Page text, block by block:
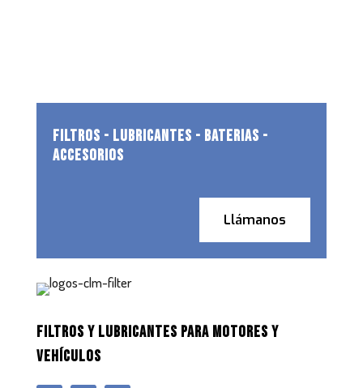
FILTROS - LUBRICANTES - BATERIAS -
ACCESORIOS
Llámanos
FILTROS Y LUBRICANTES PARA MOTORES Y
VEHÍCULOS